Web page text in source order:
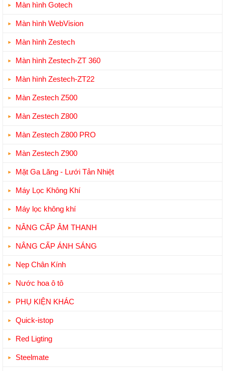
Màn hình Gotech
Màn hình WebVision
Màn hình Zestech
Màn hình Zestech-ZT 360
Màn hình Zestech-ZT22
Màn Zestech Z500
Màn Zestech Z800
Màn Zestech Z800 PRO
Màn Zestech Z900
Mặt Ga Lăng - Lưới Tản Nhiệt
Máy Lọc Không Khí
Máy lọc không khí
NÂNG CẤP ÂM THANH
NÂNG CẤP ÁNH SÁNG
Nẹp Chân Kính
Nước hoa ô tô
PHỤ KIỆN KHÁC
Quick-istop
Red Ligting
Steelmate